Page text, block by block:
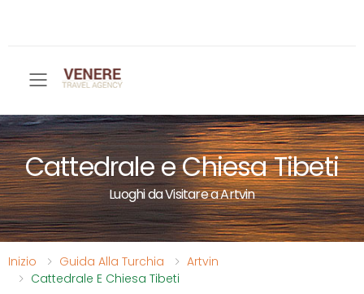
Toggle mobile menu
Cattedrale e Chiesa Tibeti
Luoghi da Visitare a Artvin
Inizio Guida Alla Turchia
Artvin
Cattedrale E Chiesa Tibeti